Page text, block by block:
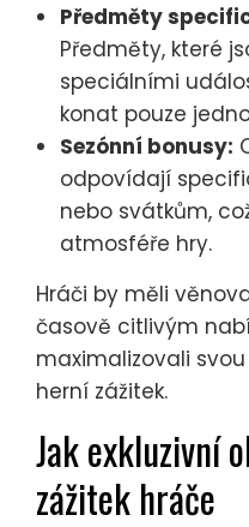
Předměty
Předměty, které
speciálními
konat pouze
Sezónní bonusy:
odpovídají
nebo svátkům,
atmosféře hry.
Hráči by měli
časově citlivým
maximalizovali
herní zážitek.
Jak exkluzivní
zážitek hráče